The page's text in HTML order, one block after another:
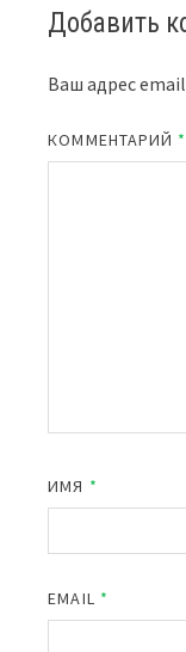
Добавить
Ваш адрес
КОММЕНТАРИЙ *
ИМЯ *
EMAIL *